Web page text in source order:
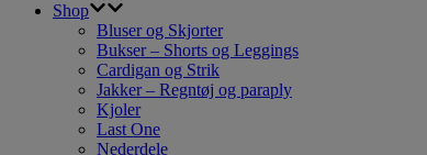
Shop
Bluser og Skjorter
Bukser – Shorts og Leggings
Cardigan og Strik
Jakker – Regntøj og paraply
Kjoler
Last One
Nederdele